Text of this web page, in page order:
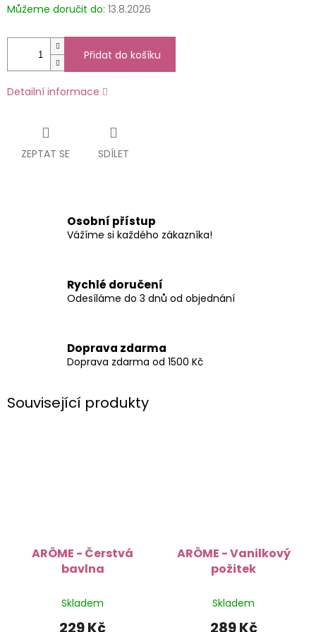
Můžeme doručit do: 13.8.2026
Přidat do košíku
Detailní informace
ZEPTAT SE SDÍLET
Osobní přístup
Vážíme si každého zákazníka!
Rychlé doručení
Odesíláme do 3 dnů od objednání
Doprava zdarma
Doprava zdarma od 1500 Kč
Související produkty
ARÔME - Čerstvá
bavlna
Skladem
229 Kč
ARÔME - Vanilkový
požitek
Skladem
289 Kč